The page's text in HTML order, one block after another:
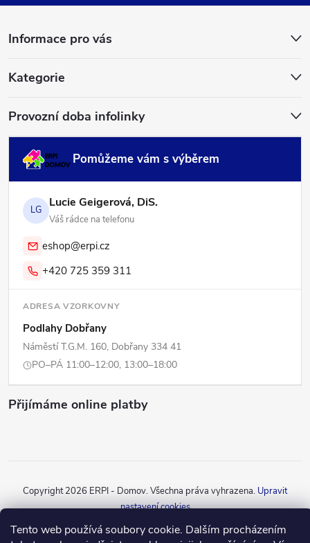
Tento web používá soubory cookie. Dalším procházením
Informace pro vás
Kategorie
Provozní doba infolinky
Pomůžeme vám s výběrem
LG Lucie Geigerová, DiS.
Váš rádce na telefonu
eshop@erpi.cz
+420 725 359 311
ADRESA VZORKOVNY
Podlahy Dobřany
Náměstí T.G.M. 160, Dobřany 334 41
PO–PÁ 11:00–12:00, 13:00–18:00
Přijímáme online platby
Vytvořil Shoptet
Copyright 2026 ERPI - Domov. Všechna práva vyhrazena. Upravit
nastavení cookies